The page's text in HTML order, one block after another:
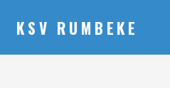
KSV RUMBEKE